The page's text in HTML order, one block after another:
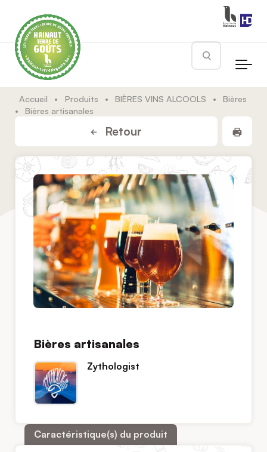
Rechercher
Accueil • Produits • BIÈRES VINS ALCOOLS •
Bières
•
Bières artisanales
Retour
Bières artisanales
Zythologist
Caractéristique(s) du produit